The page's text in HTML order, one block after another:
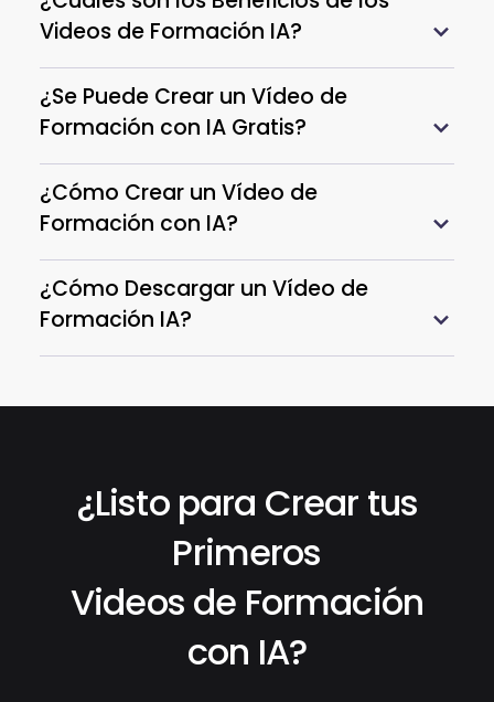
Videos de Formación IA?
¿Se Puede Crear un Vídeo de
Formación con IA Gratis?
¿Cómo Crear un Vídeo de
Formación con IA?
¿Cómo Descargar un Vídeo de
Formación IA?
¿Listo para Crear tus
Primeros
Videos de Formación
con IA?